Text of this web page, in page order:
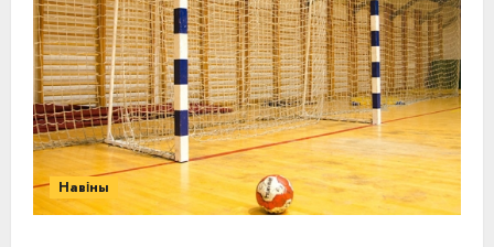
Навіны